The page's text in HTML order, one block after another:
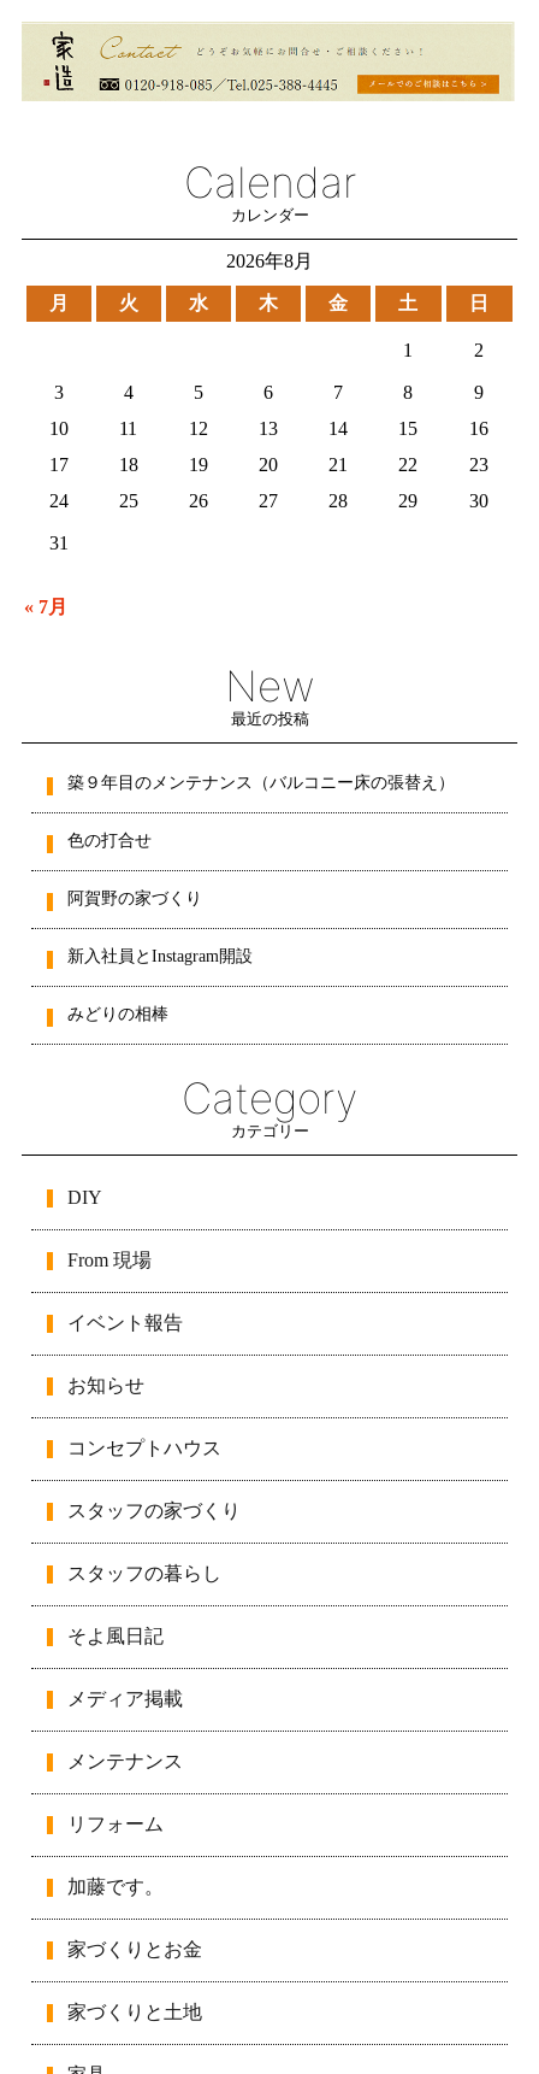
Calendar
カレンダー
2026年8月
月 火 水 木 金 土 日
« 7月
1 2
3 4 5 6 7 8
9
10
11 12 13 14 15
16
17
18 19 20 21 22
23
24
25 26 27 28 29 30
31
New
最近の投稿
築９年目のメンテナンス（バルコニー床の張替え）
色の打合せ
阿賀野の家づくり
新入社員とInstagram開設
みどりの相棒
Category
カテゴリー
DIY
From 現場
イベント報告
お知らせ
コンセプトハウス
スタッフの家づくり
スタッフの暮らし
そよ風日記
メディア掲載
メンテナンス
リフォーム
加藤です。
家づくりとお金
家づくりと土地